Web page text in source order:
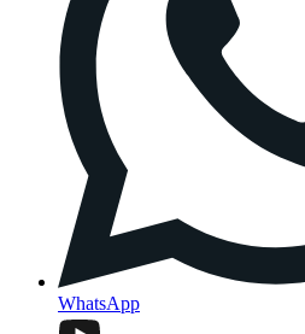
WhatsApp